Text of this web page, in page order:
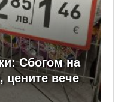
Сбогом на
цените вече